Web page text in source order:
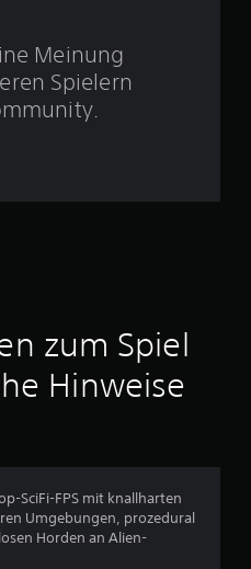
n
u
s
4
1
Meinung
Spielern
zum Spiel
Hinweise
SciFi-FPS mit knallharten
Umgebungen, prozedural
Horden an Alien-